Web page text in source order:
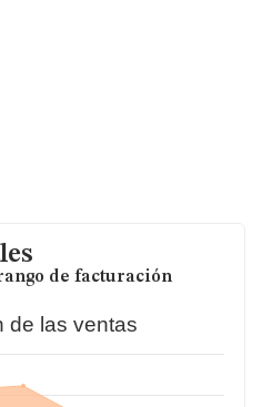
de facturación
de las ventas